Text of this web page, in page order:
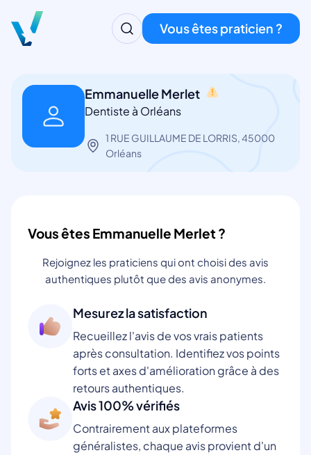
Vous êtes praticien ?
Emmanuelle Merlet
Dentiste à Orléans
1 RUE GUILLAUME DE LORRIS, 45000
Orléans
Vous êtes Emmanuelle Merlet ?
Rejoignez les praticiens qui ont choisi des avis
authentiques plutôt que des avis anonymes.
Mesurez la satisfaction
Recueillez l'avis de vos vrais patients
après consultation. Identifiez vos points
forts et axes d'amélioration grâce à des
retours authentiques.
Avis 100% vérifiés
Contrairement aux plateformes
généralistes, chaque avis provient d'un